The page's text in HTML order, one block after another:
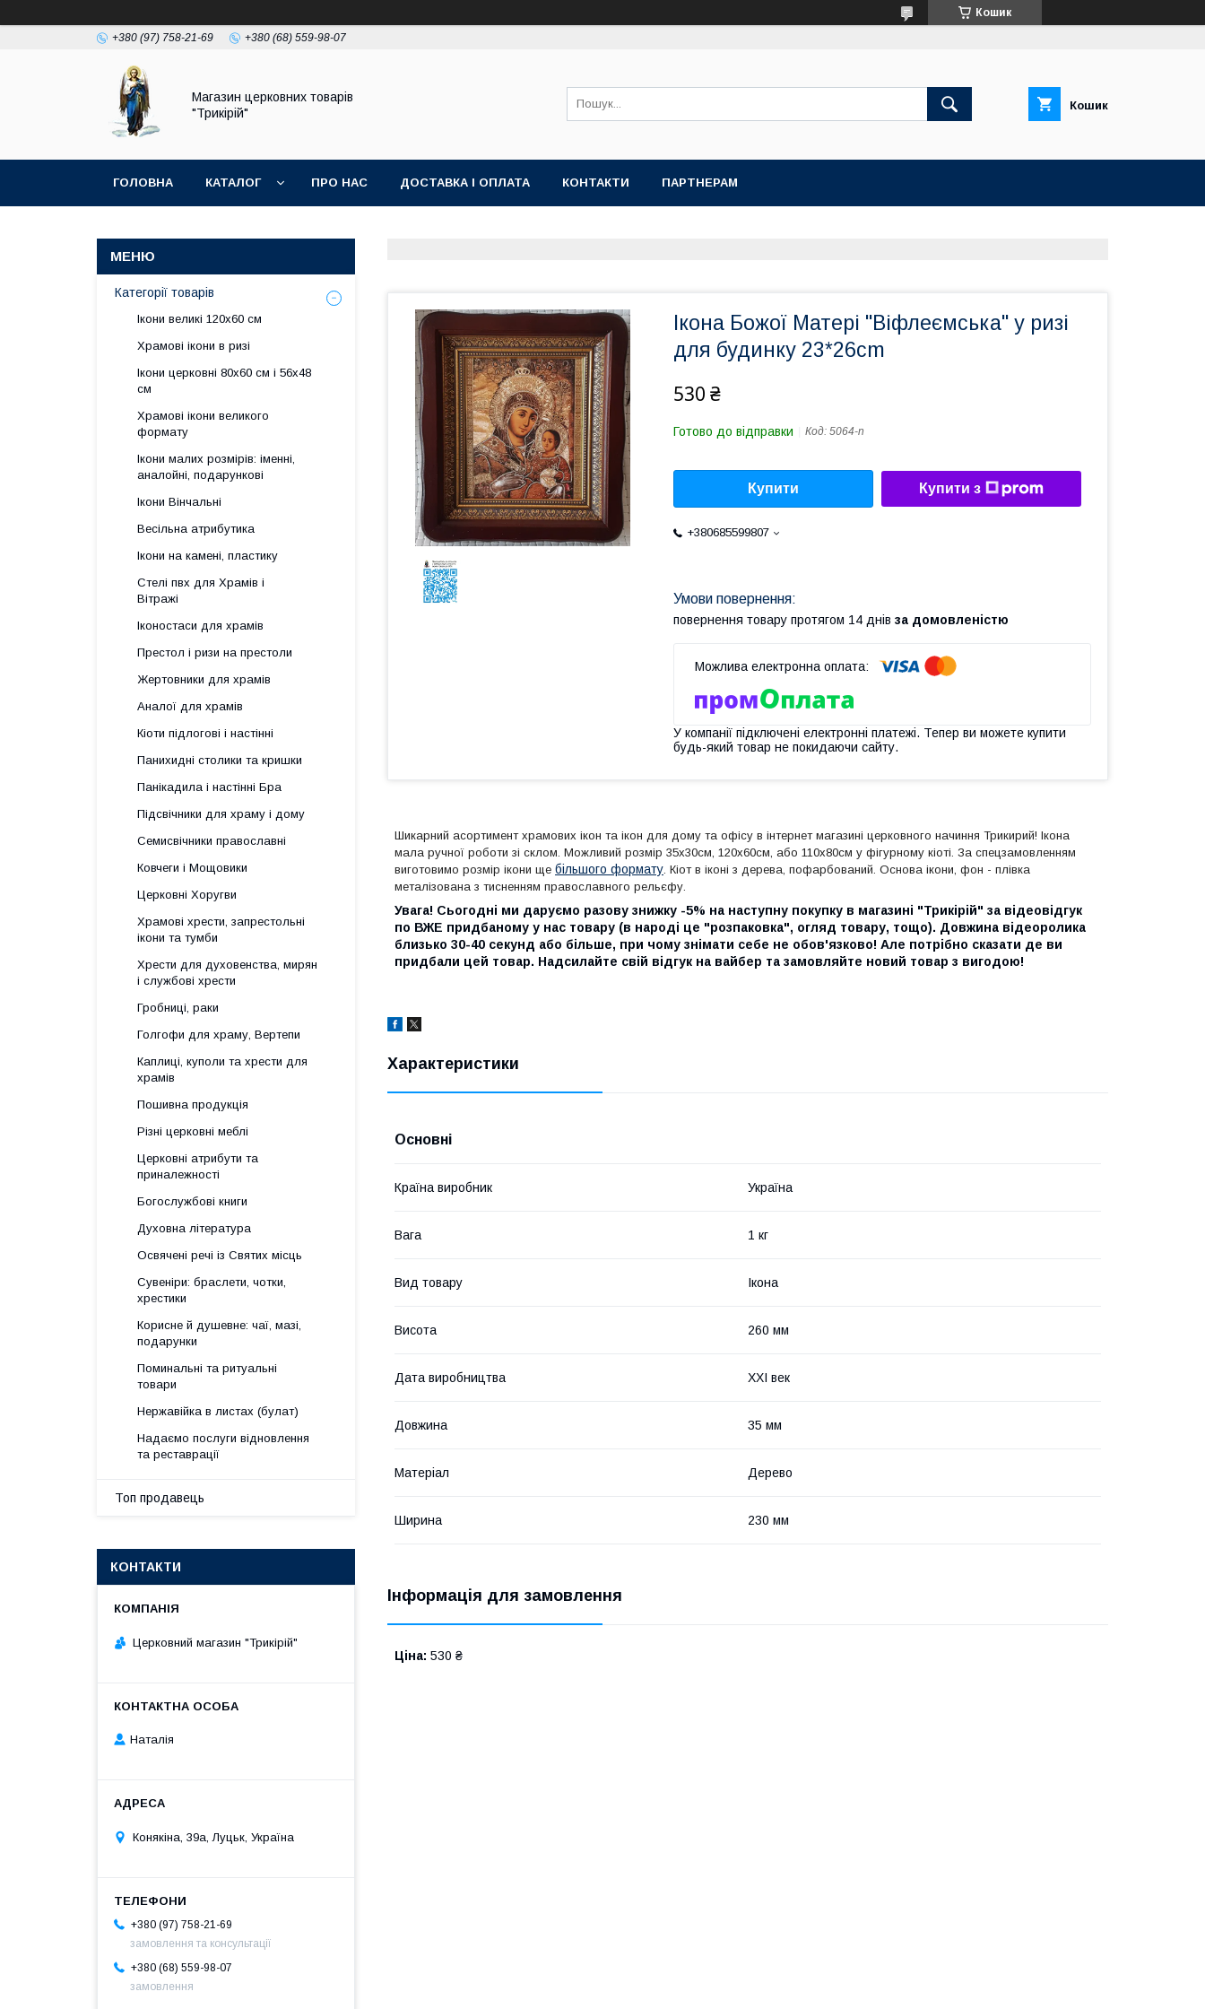
Кошик
+380 (97) 758-21-69 +380 (68) 559-98-07
Магазин церковних товарів
"Трикірій"
Кошик
ГОЛОВНА КАТАЛОГ ПРО НАС ДОСТАВКА І ОПЛАТА КОНТАКТИ ПАРТНЕРАМ
Ікона Божої Матері "Віфлеємська" у ризі
для будинку 23*26cm
530 ₴
Готово до відправки Код: 5064-n
Купити Купити з
+380685599807
повернення товару протягом 14 днів за домовленістю
У компанії підключені електронні платежі. Тепер ви можете купити
будь-який товар не покидаючи сайту.
Шикарний асортимент храмових ікон та ікон для дому та офісу в інтернет магазині церковного начиння Трикирий! Ікона
мала ручної роботи зі склом. Можливий розмір 35х30см, 120х60см, або 110х80см у фігурному кіоті. За спецзамовленням
виготовимо розмір ікони ще більшого формату . Кіот в іконі з дерева, пофарбований. Основа ікони, фон - плівка
металізована з тисненням православного рельєфу.
Увага! Сьогодні ми даруємо разову знижку -5% на наступну покупку в магазині "Трикірій" за відеовідгук
по ВЖЕ придбаному у нас товару (в народі це "розпаковка", огляд товару, тощо). Довжина відеоролика
близько 30-40 секунд або більше, при чому знімати себе не обов'язково! Але потрібно сказати де ви
придбали цей товар. Надсилайте свій відгук на вайбер та замовляйте новий товар з вигодою!
Характеристики
Основні
Країна виробник Україна
Вага 1 кг
Вид товару Ікона
Висота 260 мм
Дата виробництва XXI век
Довжина 35 мм
Матеріал Дерево
Ширина 230 мм
Інформація для замовлення
Ціна: 530 ₴
Категорії товарів
Ікони великі 120х60 см
Храмові ікони в ризі
Ікони церковні 80х60 см і 56х48
см
Храмові ікони великого
формату
Ікони малих розмірів: іменні,
аналойні, подарункові
Ікони Вінчальні
Весільна атрибутика
Ікони на камені, пластику
Стелі пвх для Храмів і
Вітражі
Іконостаси для храмів
Престол і ризи на престоли
Жертовники для храмів
Аналої для храмів
Кіоти підлогові і настінні
Панихидні столики та кришки
Панікадила і настінні Бра
Підсвічники для храму і дому
Семисвічники православні
Ковчеги і Мощовики
Церковні Хоругви
Храмові хрести, запрестольні
ікони та тумби
Хрести для духовенства, мирян
і службові хрести
Гробниці, раки
Голгофи для храму, Вертепи
Каплиці, куполи та хрести для
храмів
Пошивна продукція
Різні церковні меблі
Церковні атрибути та
приналежності
Богослужбові книги
Духовна література
Освячені речі із Святих місць
Сувеніри: браслети, чотки,
хрестики
Корисне й душевне: чаї, мазі,
подарунки
Поминальні та ритуальні
товари
Нержавійка в листах (булат)
Надаємо послуги відновлення
та реставрації
Топ продавець
КОНТАКТИ
Церковний магазин "Трикірій"
Наталія
Конякіна, 39а, Луцьк, Україна
+380 (97) 758-21-69
замовлення та консультації
+380 (68) 559-98-07
замовлення